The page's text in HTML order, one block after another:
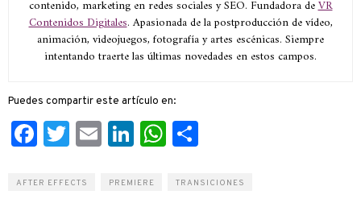
contenido, marketing en redes sociales y SEO. Fundadora deVR
Contenidos Digitales. Apasionada de la postproducción de vídeo,
animación, videojuegos, fotografía y artes escénicas. Siempre
intentando traerte las últimas novedades en estos campos.
Puedes compartir este artículo en:
Facebook
Twitter
EmailLinkedIn
WhatsApp
AFTER EFFECTS PREMIERE TRANSICIONES